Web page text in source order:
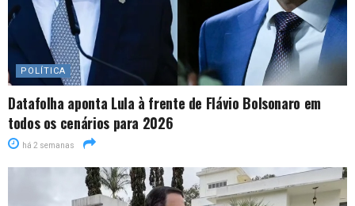
POLÍTICA
Datafolha aponta Lula à frente de Flávio Bolsonaro em
todos os cenários para 2026
há 2 semanas